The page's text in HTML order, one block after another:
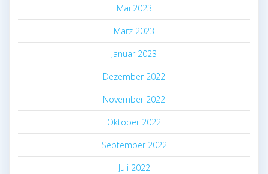
Mai 2023
März 2023
Januar 2023
Dezember 2022
November 2022
Oktober 2022
September 2022
Juli 2022